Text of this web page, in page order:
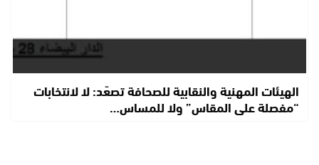
الهيئات المهنية والنقابية للصحافة تصعّد: لا لانتخابات
“مفصلة على المقاس” ولا للمساس…